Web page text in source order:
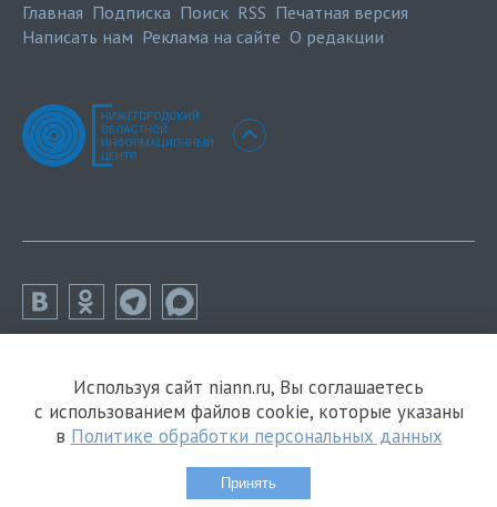
Главная Подписка Поиск RSS Печатная версия
Написать нам Реклама на сайте О редакции
Используя сайт niann.ru, Вы соглашаетесь
с использованием файлов cookie, которые указаны
в Политике обработки персональных данных
Принять